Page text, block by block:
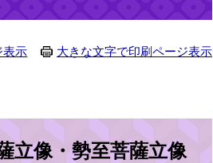
表示 大きな文字で印刷ページ表示
像・勢至菩薩立像